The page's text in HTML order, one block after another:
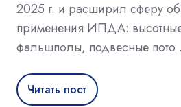
2025 г. и расширил сферу
применения ИПДА:
фальшполы, подвесные
Читать пост